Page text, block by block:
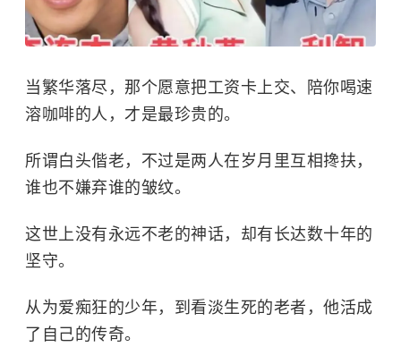
当繁华落尽，那个愿意把工资卡上交、陪你喝速
溶咖啡的人，才是最珍贵的。
所谓白头偕老，不过是两人在岁月里互相搀扶，
谁也不嫌弃谁的皱纹。
这世上没有永远不老的神话，却有长达数十年的
坚守。
从为爱痴狂的少年，到看淡生死的老者，他活成
了自己的传奇。